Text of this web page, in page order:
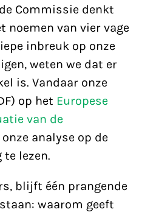
Commissie denkt
noemen van vier vage
inbreuk op onze
weten we dat er
is. Vandaar onze
op het Europese
van de
analyse op de
lezen.
blijft één prangende
waarom geeft